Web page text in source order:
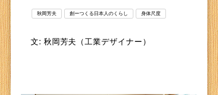
秋岡芳夫 創ーつくる日本人のくらし 身体尺度
文: 秋岡芳夫（工業デザイナー）